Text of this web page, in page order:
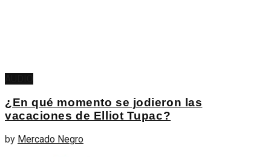
¿En qué momento se jodieron las
vacaciones de Elliot Tupac?
by Mercado Negro